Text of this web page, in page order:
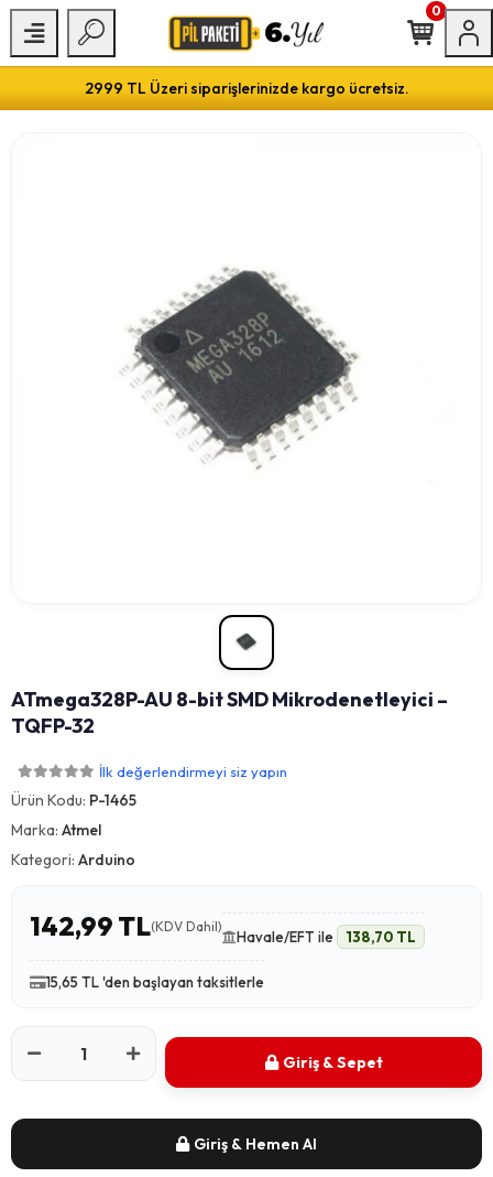
2999 TL Üzeri siparişlerinizde kargo ücretsiz.
0
ATmega328P-AU 8-bit SMD Mikrodenetleyici –
TQFP-32
İlk değerlendirmeyi siz yapın
Ürün Kodu: P-1465
Marka: Atmel
Kategori: Arduino
142,99 TL(KDV Dahil)
Havale/EFT ile 138,70 TL
15,65 TL 'den başlayan taksitlerle
Giriş & Sepet
Giriş & Hemen Al